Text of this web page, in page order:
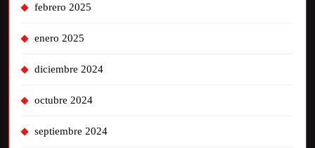
febrero 2025
enero 2025
diciembre 2024
octubre 2024
septiembre 2024